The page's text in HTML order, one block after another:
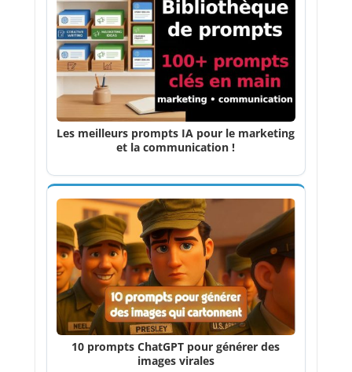
Les meilleurs prompts IA pour le marketing
et la communication !
10 prompts ChatGPT pour générer des
images virales